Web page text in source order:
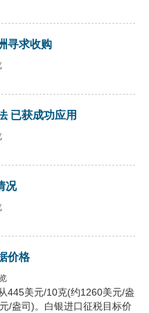
寻求收购
已获成功应用
况
价格
445美元/10克(约1260美元/盎
/盎司)。白银进口征税目标价